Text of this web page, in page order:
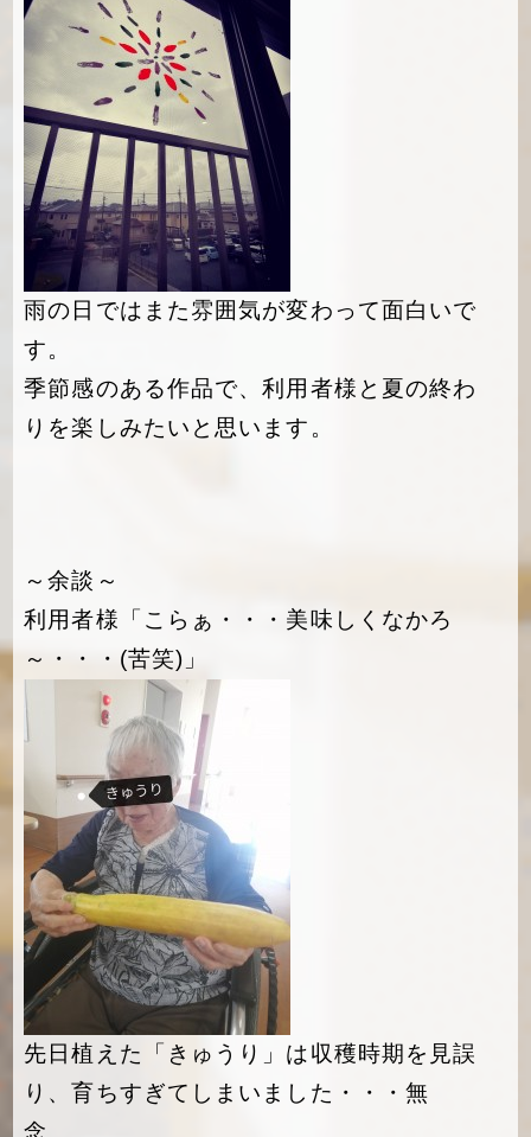
雨の日ではまた雰囲気が変わって面白いで
す。
季節感のある作品で、利用者様と夏の終わ
りを楽しみたいと思います。
～余談～
利用者様「こらぁ・・・美味しくなかろ
～・・・(苦笑)」
先日植えた「きゅうり」は収穫時期を見誤
り、育ちすぎてしまいました・・・無
念。。。